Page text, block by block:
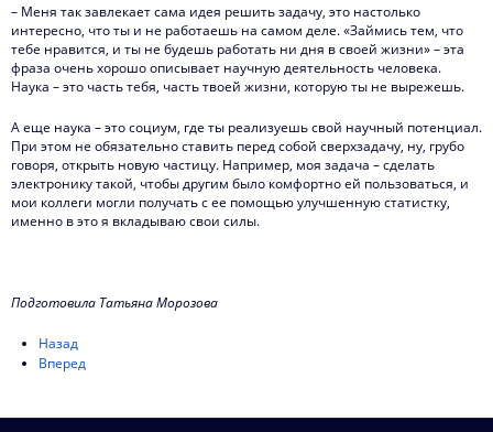
– Меня так завлекает сама идея решить задачу, это настолько
интересно, что ты и не работаешь на самом деле. «Займись тем, что
тебе нравится, и ты не будешь работать ни дня в своей жизни» – эта
фраза очень хорошо описывает научную деятельность человека.
Наука – это часть тебя, часть твоей жизни, которую ты не вырежешь.
А еще наука – это социум, где ты реализуешь свой научный потенциал.
При этом не обязательно ставить перед собой сверхзадачу, ну, грубо
говоря, открыть новую частицу. Например, моя задача – сделать
электронику такой, чтобы другим было комфортно ей пользоваться, и
мои коллеги могли получать с ее помощью улучшенную статистку,
именно в это я вкладываю свои силы.
Подготовила Татьяна Морозова
Назад
Вперед